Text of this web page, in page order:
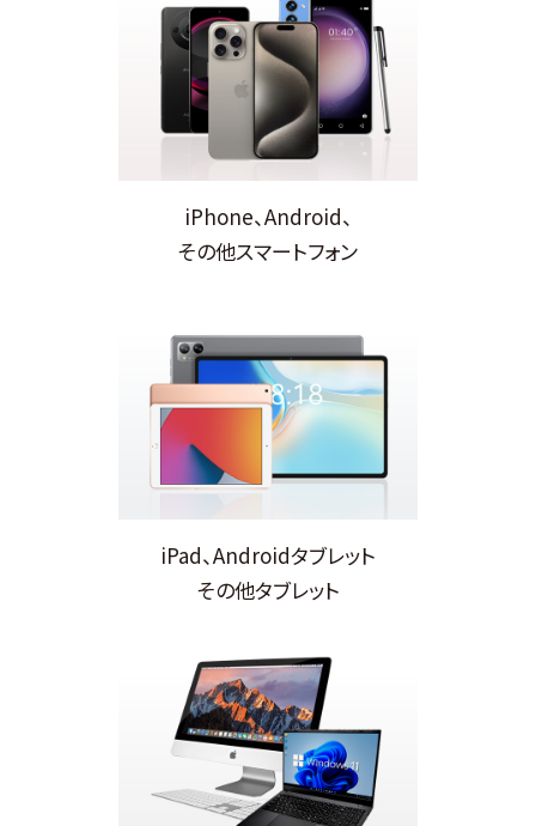
iPhone、Android、
その他スマートフォン
iPad、Androidタブレット
その他タブレット